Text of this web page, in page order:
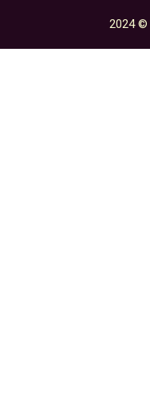
2024 ©